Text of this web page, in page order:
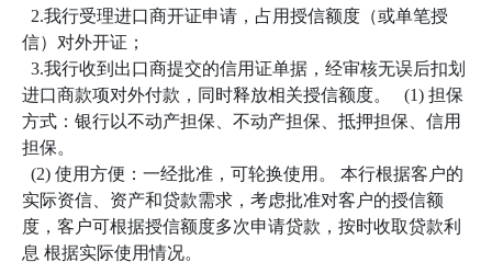
2.我行受理进口商开证申请，占用授信额度（或单笔授
信）对外开证；
3.我行收到出口商提交的信用证单据，经审核无误后扣划
进口商款项对外付款，同时释放相关授信额度。 (1) 担保
方式：银行以不动产担保、不动产担保、抵押担保、信用
担保。
(2) 使用方便：一经批准，可轮换使用。 本行根据客户的
实际资信、资产和贷款需求，考虑批准对客户的授信额
度，客户可根据授信额度多次申请贷款，按时收取贷款利
息 根据实际使用情况。